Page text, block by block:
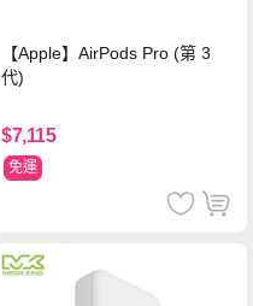
【Apple】AirPods Pro (第 3
代)
$7,115
免運